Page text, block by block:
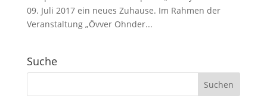
09. Juli 2017 ein neues Zuhause. Im Rahmen der
Veranstaltung „Övver Ohnder...
Suche